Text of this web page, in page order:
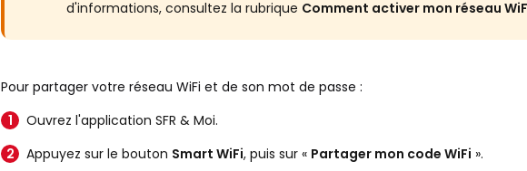
d'informations, consultez la rubrique Comment activer mon réseau
Pour partager votre réseau WiFi et de son mot de passe :
Ouvrez l'application SFR & Moi.
Appuyez sur le bouton Smart WiFi, puis sur « Partager mon code WiFi ».